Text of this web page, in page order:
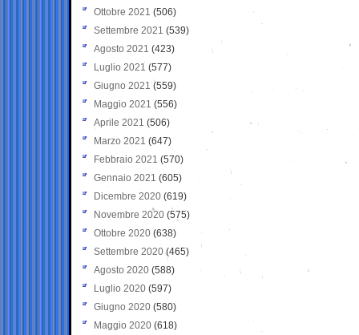
Ottobre 2021 (506)
Settembre 2021 (539)
Agosto 2021 (423)
Luglio 2021 (577)
Giugno 2021(559)
Maggio 2021 (556)
Aprile 2021 (506)
Marzo 2021 (647)
Febbraio 2021 (570)
Gennaio 2021 (605)
Dicembre 2020 (619)
Novembre 2020 (575)
Ottobre 2020 (638)
Settembre 2020(465)
Agosto 2020 (588)
Luglio 2020 (597)
Giugno 2020 (580)
Maggio 2020 (618)